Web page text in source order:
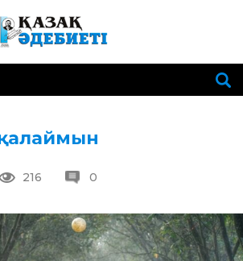
қалаймын
216 0